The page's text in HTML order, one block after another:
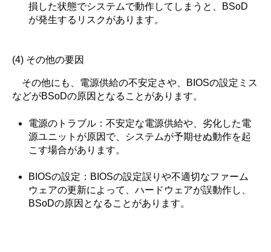
損した状態でシステムで動作してしまうと、BSoD
が発生するリスクがあります。
(4) その他の要因
その他にも、電源供給の不安定さや、BIOSの設定ミス
などがBSoDの原因となることがあります。
電源のトラブル：不安定な電源供給や、劣化した電
源ユニットが原因で、システムが予期せぬ動作を起
こす場合があります。
BIOSの設定：BIOSの設定誤りや不適切なファーム
ウェアの更新によって、ハードウェアが誤動作し、
BSoDの原因となることがあります。